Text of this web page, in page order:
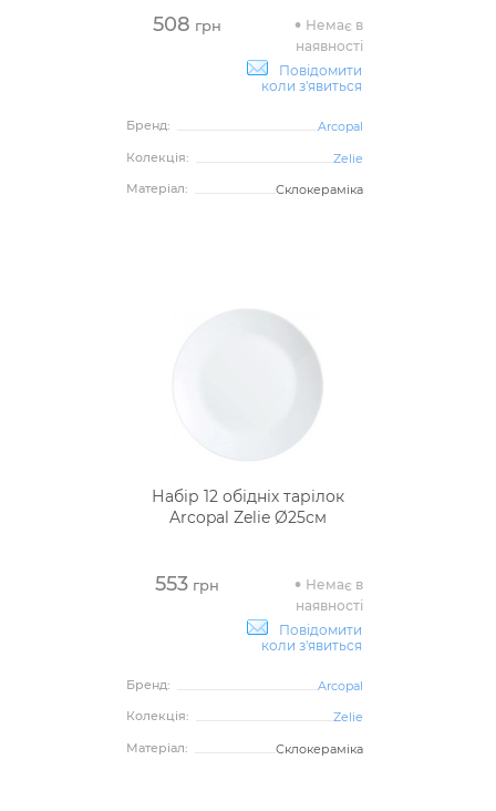
508 грн
Немає в
наявності
Повідомити
коли з'явиться
Бренд:
Arcopal
Колекція:
Zelie
Матеріал:
Склокераміка
Набір 12 обідніх тарілок
Arcopal Zelie Ø25см
553 грн
Немає в
наявності
Повідомити
коли з'явиться
Бренд:
Arcopal
Колекція:
Zelie
Матеріал:
Склокераміка